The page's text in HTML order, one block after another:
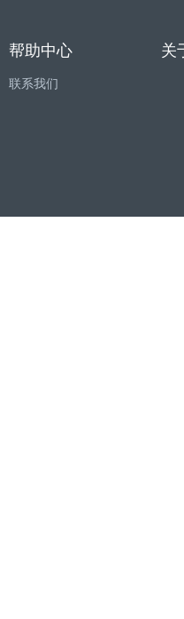
帮助中心
联系我们
关